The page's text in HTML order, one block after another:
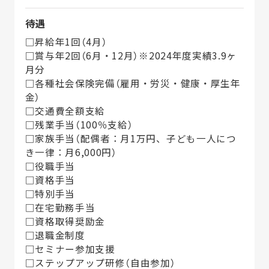
待遇
□昇給年1回（4月）
□賞与年2回（6月・12月）※2024年度実績3.9ヶ
月分
□各種社会保険完備（雇用・労災・健康・厚生年
金）
□交通費全額支給
□残業手当（100％支給）
□家族手当（配偶者：月1万円、子ども一人につ
き一律：月6,000円）
□役職手当
□資格手当
□特別手当
□在宅勤務手当
□資格取得奨励金
□退職金制度
□セミナー参加支援
□ステップアップ研修（自由参加）